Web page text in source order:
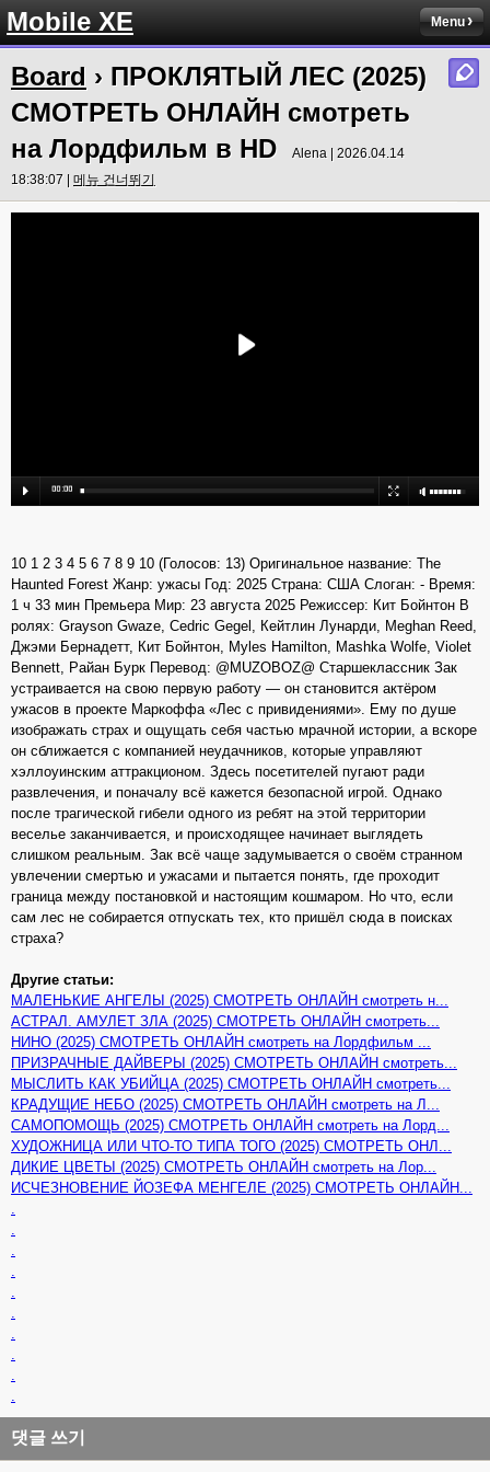
Mobile XE Menu
Board › ПРОКЛЯТЫЙ ЛЕС (2025)
СМОТРЕТЬ ОНЛАЙН смотреть
на Лордфильм в HD
Alena | 2026.04.14
18:38:07 | 메뉴 건너뛰기
10 1 2 3 4 5 6 7 8 9 10 (Голосов: 13) Оригинальное название: The
Haunted Forest Жанр: ужасы Год: 2025 Страна: США Слоган: - Время:
1 ч 33 мин Премьера Мир: 23 августа 2025 Режиссер: Кит Бойнтон В
ролях: Grayson Gwaze, Cedric Gegel, Кейтлин Лунарди, Meghan Reed,
Джэми Бернадетт, Кит Бойнтон, Myles Hamilton, Mashka Wolfe, Violet
Bennett, Райан Бурк Перевод: @MUZOBOZ@ Старшеклассник Зак
устраивается на свою первую работу — он становится актёром
ужасов в проекте Маркоффа «Лес с привидениями». Ему по душе
изображать страх и ощущать себя частью мрачной истории, а вскоре
он сближается с компанией неудачников, которые управляют
хэллоуинским аттракционом. Здесь посетителей пугают ради
развлечения, и поначалу всё кажется безопасной игрой. Однако
после трагической гибели одного из ребят на этой территории
веселье заканчивается, и происходящее начинает выглядеть
слишком реальным. Зак всё чаще задумывается о своём странном
увлечении смертью и ужасами и пытается понять, где проходит
граница между постановкой и настоящим кошмаром. Но что, если
сам лес не собирается отпускать тех, кто пришёл сюда в поисках
страха?
Другие статьи:
МАЛЕНЬКИЕ АНГЕЛЫ (2025) СМОТРЕТЬ ОНЛАЙН смотреть н...
АСТРАЛ. АМУЛЕТ ЗЛА (2025) СМОТРЕТЬ ОНЛАЙН смотреть...
НИНО (2025) СМОТРЕТЬ ОНЛАЙН смотреть на Лордфильм ...
ПРИЗРАЧНЫЕ ДАЙВЕРЫ (2025) СМОТРЕТЬ ОНЛАЙН смотреть...
МЫСЛИТЬ КАК УБИЙЦА (2025) СМОТРЕТЬ ОНЛАЙН смотреть...
КРАДУЩИЕ НЕБО (2025) СМОТРЕТЬ ОНЛАЙН смотреть на Л...
САМОПОМОЩЬ (2025) СМОТРЕТЬ ОНЛАЙН смотреть на Лорд...
ХУДОЖНИЦА ИЛИ ЧТО-ТО ТИПА ТОГО (2025) СМОТРЕТЬ ОНЛ...
ДИКИЕ ЦВЕТЫ (2025) СМОТРЕТЬ ОНЛАЙН смотреть на Лор...
ИСЧЕЗНОВЕНИЕ ЙОЗЕФА МЕНГЕЛЕ (2025) СМОТРЕТЬ ОНЛАЙН...
댓글 쓰기